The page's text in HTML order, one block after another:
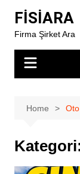
content
FİSİARA
Firma Şirket Ara
Home